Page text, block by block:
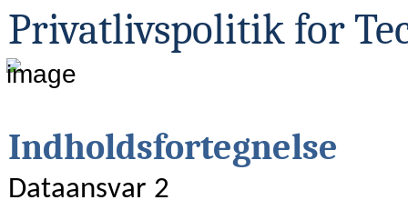
Privatlivspolitik for
Indholdsfortegnelse
Dataansvar 2